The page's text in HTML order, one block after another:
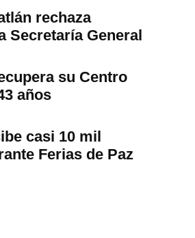
rechaza
Secretaría General
su Centro
años
casi 10 mil
Ferias de Paz